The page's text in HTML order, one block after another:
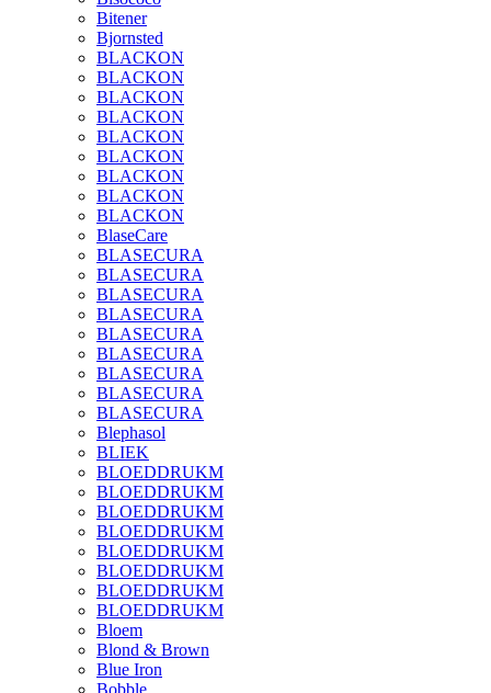
Bitener
Bjornsted
BLACKON
BLACKON
BLACKON
BLACKON
BLACKON
BLACKON
BLACKON
BLACKON
BLACKON
BlaseCare
BLASECURA
BLASECURA
BLASECURA
BLASECURA
BLASECURA
BLASECURA
BLASECURA
BLASECURA
BLASECURA
Blephasol
BLIEK
BLOEDDRUKM
BLOEDDRUKM
BLOEDDRUKM
BLOEDDRUKM
BLOEDDRUKM
BLOEDDRUKM
BLOEDDRUKM
BLOEDDRUKM
Bloem
Blond & Brown
Blue Iron
Bobble